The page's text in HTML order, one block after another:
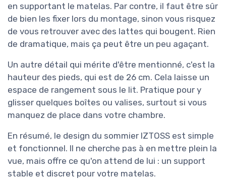
en supportant le matelas. Par contre, il faut être sûr
de bien les fixer lors du montage, sinon vous risquez
de vous retrouver avec des lattes qui bougent. Rien
de dramatique, mais ça peut être un peu agaçant.
Un autre détail qui mérite d'être mentionné, c'est la
hauteur des pieds, qui est de 26 cm. Cela laisse un
espace de rangement sous le lit. Pratique pour y
glisser quelques boîtes ou valises, surtout si vous
manquez de place dans votre chambre.
En résumé, le design du sommier IZTOSS est simple
et fonctionnel. Il ne cherche pas à en mettre plein la
vue, mais offre ce qu'on attend de lui : un support
stable et discret pour votre matelas.